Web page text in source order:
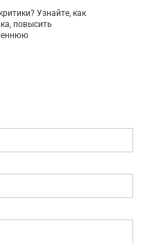
Узнайте, как
повысить